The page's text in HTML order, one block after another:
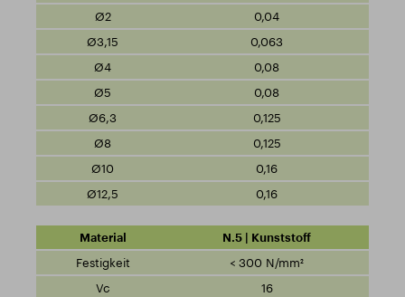
0,04
0,063
0,08
0,08
0,125
0,125
0,16
0,16
N.5 | Kunststoff
< 300 N/mm²
16